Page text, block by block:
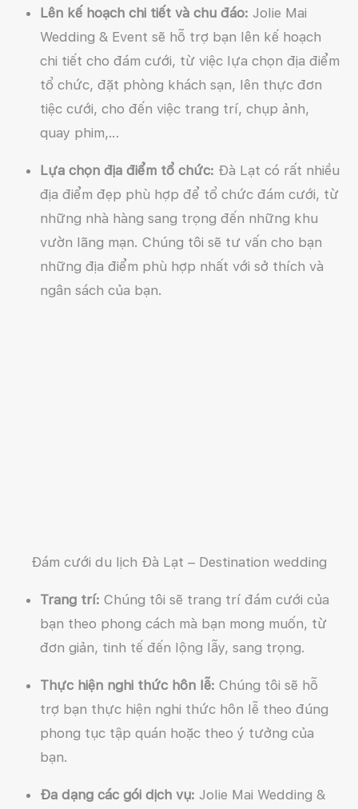
Lên kế hoạch chi tiết và chu đáo: Jolie Mai
Wedding & Event sẽ hỗ trợ bạn lên kế hoạch
chi tiết cho đám cưới, từ việc lựa chọn địa điểm
tổ chức, đặt phòng khách sạn, lên thực đơn
tiệc cưới, cho đến việc trang trí, chụp ảnh,
quay phim,…
Lựa chọn địa điểm tổ chức: Đà Lạt có rất nhiều
địa điểm đẹp phù hợp để tổ chức đám cưới, từ
những nhà hàng sang trọng đến những khu
vườn lãng mạn. Chúng tôi sẽ tư vấn cho bạn
những địa điểm phù hợp nhất với sở thích và
ngân sách của bạn.
Đám cưới du lịch Đà Lạt – Destination wedding
Trang trí: Chúng tôi sẽ trang trí đám cưới của
bạn theo phong cách mà bạn mong muốn, từ
đơn giản, tinh tế đến lộng lẫy, sang trọng.
Thực hiện nghi thức hôn lễ: Chúng tôi sẽ hỗ
trợ bạn thực hiện nghi thức hôn lễ theo đúng
phong tục tập quán hoặc theo ý tưởng của
bạn.
Đa dạng các gói dịch vụ: Jolie Mai Wedding &